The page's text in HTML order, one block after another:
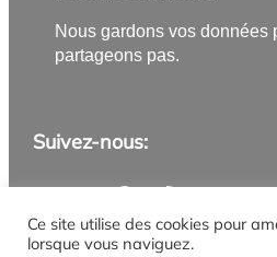
Nous gardons vos données
partageons pas.
Suivez-nous:
Application PanneauPocket
Lettre d'information
Instagram
Facebook
YouTube
Flux RSS
Mentions légalesPolitique de
Ce site utilise des cookies pour
lorsque vous naviguez.